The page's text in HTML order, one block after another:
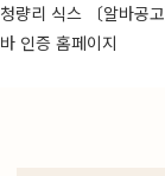
청량리 식스 〔알바공
바 인증 홈페이지